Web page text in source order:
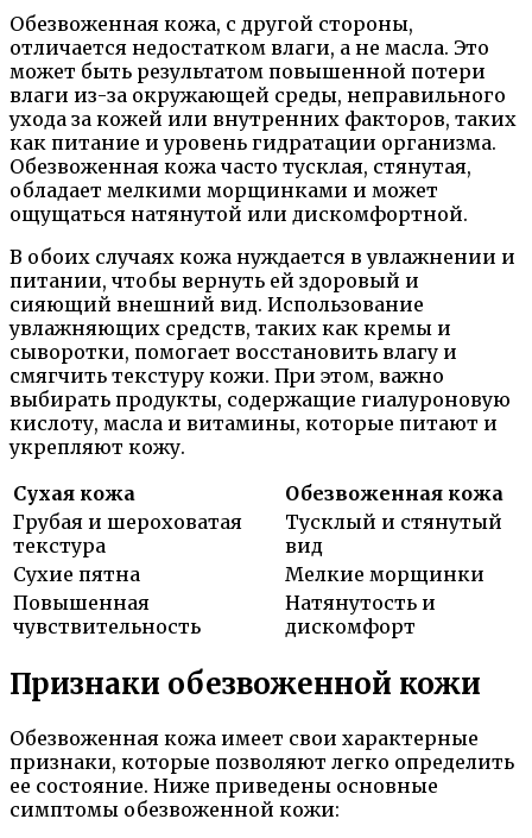
Обезвоженная кожа, с другой стороны,
отличается недостатком влаги, а не масла. Это
может быть результатом повышенной потери
влаги из-за окружающей среды, неправильного
ухода за кожей или внутренних факторов, таких
как питание и уровень гидратации организма.
Обезвоженная кожа часто тусклая, стянутая,
обладает мелкими морщинками и может
ощущаться натянутой или дискомфортной.
В обоих случаях кожа нуждается в увлажнении и
питании, чтобы вернуть ей здоровый и
сияющий внешний вид. Использование
увлажняющих средств, таких как кремы и
сыворотки, помогает восстановить влагу и
смягчить текстуру кожи. При этом, важно
выбирать продукты, содержащие гиалуроновую
кислоту, масла и витамины, которые питают и
укрепляют кожу.
Сухая кожа
Обезвоженная кожа
Грубая и шероховатая
текстура
Тусклый и стянутый
вид
Сухие пятна
Мелкие морщинки
Повышенная
чувствительность
Натянутость и
дискомфорт
Признаки обезвоженной кожи
Обезвоженная кожа имеет свои характерные
признаки, которые позволяют легко определить
ее состояние. Ниже приведены основные
симптомы обезвоженной кожи: